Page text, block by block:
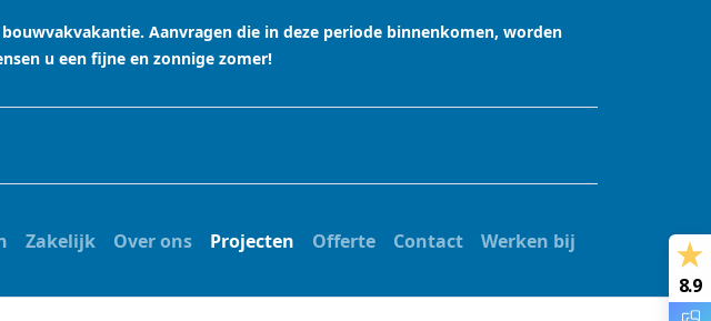
Aanvragen die in deze periode binnenkomen, worden
u een fijne en zonnige zomer!
Zakelijk Over ons Projecten Offerte Contact Werken bij
8.9